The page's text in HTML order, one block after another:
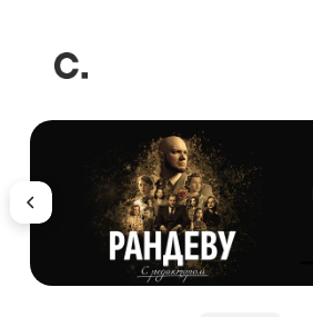
основному
содержанию